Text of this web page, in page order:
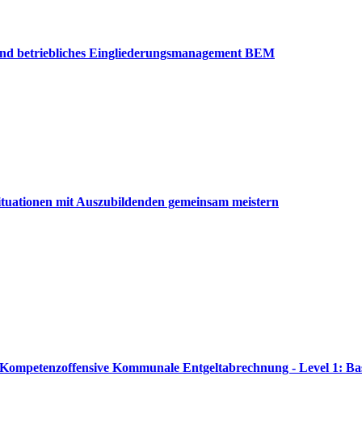
betriebliches Eingliederungsmanagement BEM
mit Auszubildenden gemeinsam meistern
Kommunale Entgeltabrechnung - Level 1: